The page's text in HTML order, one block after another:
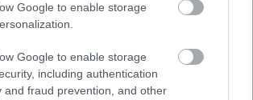
Google to enable storage
Google to enable storage
including authentication
and fraud prevention, and other